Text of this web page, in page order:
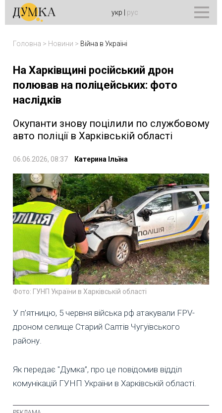
укр рус
Головна > Новини > Війна в Україні
На Харківщині російський дрон
полював на поліцейських: фото
наслідків
Окупанти знову поцілили по службовому
авто поліції в Харківській області
06.06.2026, 08:37 Катерина Ільїна
Фото: ГУНП України в Харківській області
У п’ятницю, 5 червня війська рф атакували FPV-
дроном селище Старий Салтів Чугуївського
району.
Як передає "Думка”, про це повідомив відділ
комунікацій ГУНП України в Харківській області.